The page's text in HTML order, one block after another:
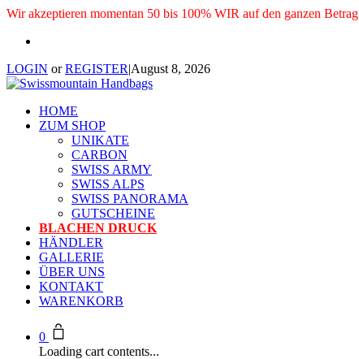
Wir akzeptieren momentan 50 bis 100% WIR auf den ganzen Betrag
LOGIN orREGISTER|August 8, 2026
HOME
ZUM SHOP
UNIKATE
CARBON
SWISS ARMY
SWISS ALPS
SWISS PANORAMA
GUTSCHEINE
BLACHEN DRUCK
HÄNDLER
GALLERIE
ÜBER UNS
KONTAKT
WARENKORB
0
Loading cart contents...